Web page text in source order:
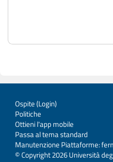
Ospite (Login)
Politiche
Ottieni l'app mobile
Passa al tema standard
Manutenzione Piattaforme:
© Copyright 2026 Università